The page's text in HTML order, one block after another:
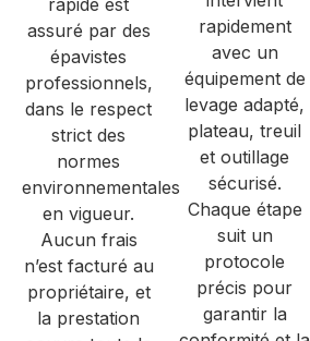
rapide est
assuré par des
épavistes
professionnels,
dans le respect
strict des
normes
environnementales
en vigueur.
Aucun frais
n’est facturé au
propriétaire, et
la prestation
rapidement
avec un
équipement de
levage adapté,
plateau, treuil
et outillage
sécurisé.
Chaque étape
suit un
protocole
précis pour
garantir la